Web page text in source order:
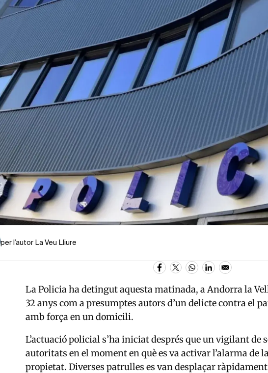
per l’autor La Veu Lliure
La Policia ha detingut aquesta matinada, a Andorra la
32 anys com a presumptes autors d’un delicte contra el
amb força en un domicili.
L’actuació policial s’ha iniciat després que un vigilant de
autoritats en el moment en què es va activar l’alarma de
propietat. Diverses patrulles es van desplaçar